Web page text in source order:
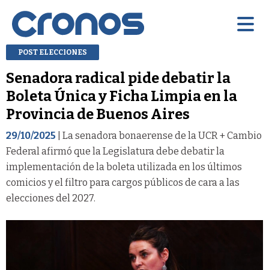
POST ELECCIONES
Senadora radical pide debatir la
Boleta Única y Ficha Limpia en la
Provincia de Buenos Aires
29/10/2025 | La senadora bonaerense de la UCR + Cambio
Federal afirmó que la Legislatura debe debatir la
implementación de la boleta utilizada en los últimos
comicios y el filtro para cargos públicos de cara a las
elecciones del 2027.